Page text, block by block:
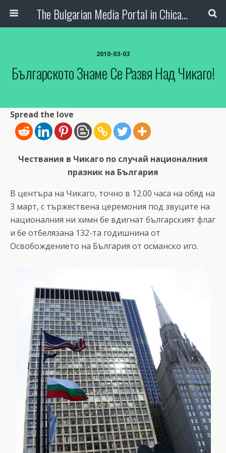
The Bulgarian Media Portal in Chicago
2010-03-03
Българското Знаме Се Развя Над Чикаго!
Spread the love
Чествания в Чикаго по случай националния
празник на България
В центъра на Чикаго, точно в 12.00 часа на обяд на
3 март, с тържествена церемония под звуците на
националния ни химн бе вдигнат българският флаг
и бе отбелязана 132-та годишнина от
Освобождението на България от османско иго.